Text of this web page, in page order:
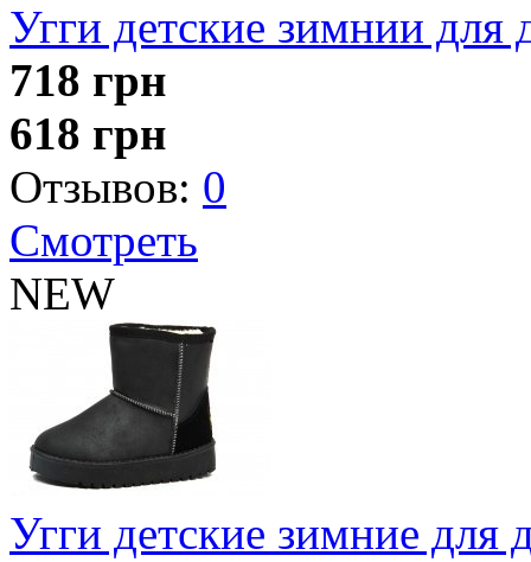
Угги детские зимнии для
718 грн
618 грн
Отзывов: 0
Смотреть
NEW
Угги детские зимние